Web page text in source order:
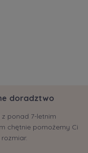
doradztwo
ponad 7-letnim
chętnie pomożemy Ci